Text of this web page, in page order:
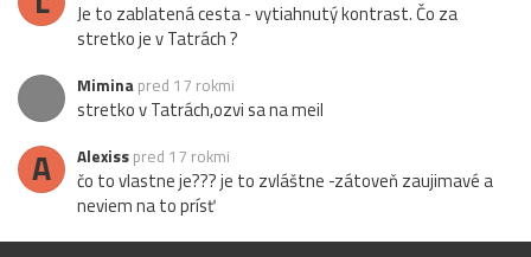
Je to zablatená cesta - vytiahnutý kontrast. Čo za
stretko je v Tatrách ?
Mimina pred 17 rokmi
stretko v Tatrách,ozvi sa na meil
A Alexiss pred 17 rokmi
čo to vlastne je??? je to zvláštne -zátoveň zaujimavé a
neviem na to prísť